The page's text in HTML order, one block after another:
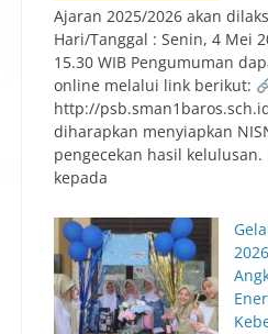
Ajaran 2025/2026 akan
Hari/Tanggal : Senin, 4 Mei
15.30 WIB Pengumuman
online melalui link berikut:
http://
diharapkan menyiapkan
pengecekan hasil
kepada